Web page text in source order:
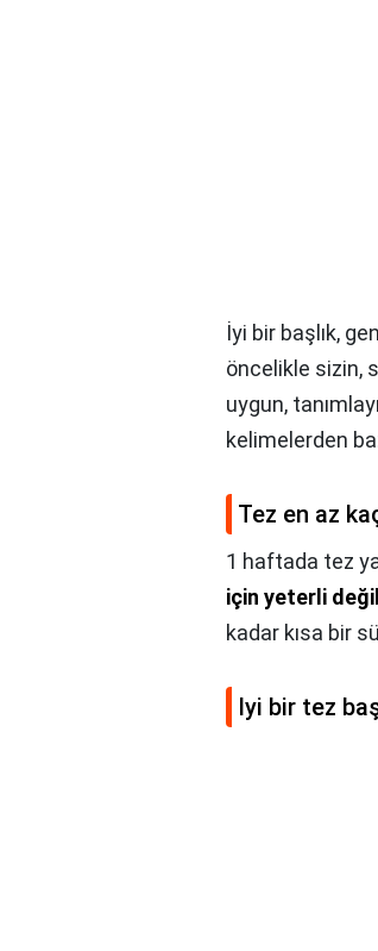
İyi bir başlık,
öncelikle sizin,
uygun,
kelimelerden
Tez en az
1 haftada tez
için yeterli
kadar kısa bir
Iyi bir tez